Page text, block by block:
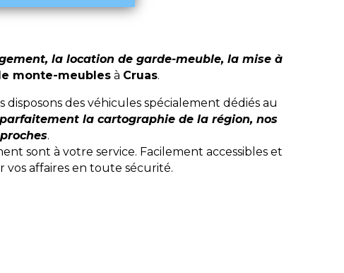
la location de garde-meuble, la mise à
monte-meubles à Cruas.
des véhicules spécialement dédiés au
la cartographie de la région, nos
.
sont à votre service. Facilement accessibles et
affaires en toute sécurité.